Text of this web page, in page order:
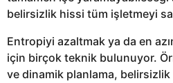
belirsizlik hissi tüm işletmeyi
Entropiyi azaltmak ya da en
için birçok teknik bulunuyor.
ve dinamik planlama, belirsizlik